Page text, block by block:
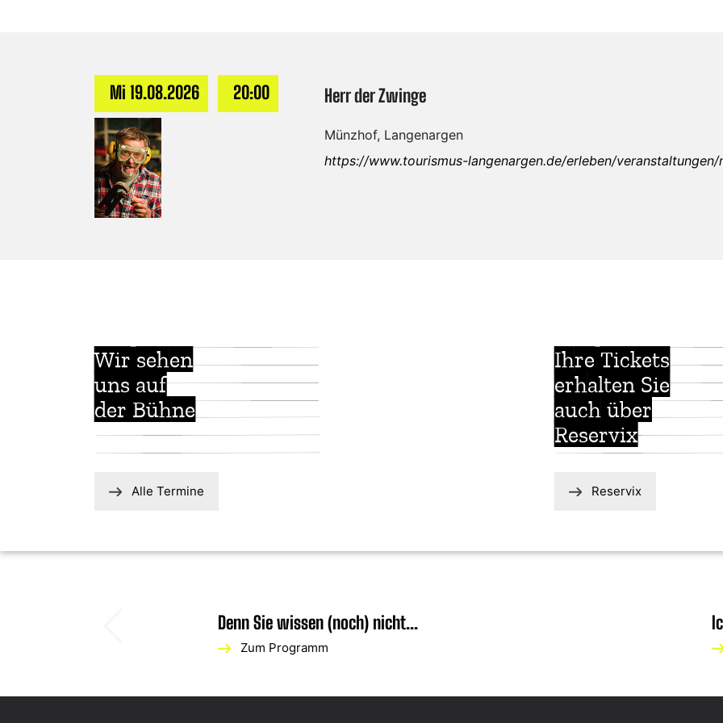
Mi 19.08.2026 20:00 Herr der Zwinge
Münzhof, Langenargen
https://www.tourismus-langenargen.de/erleben/veranstaltungen/
Wir sehen
uns auf
der Bühne
Alle Termine
Ihre Tickets
erhalten Sie
auch über
Reservix
Reservix
Denn Sie wissen (noch) nicht...
Zum Programm